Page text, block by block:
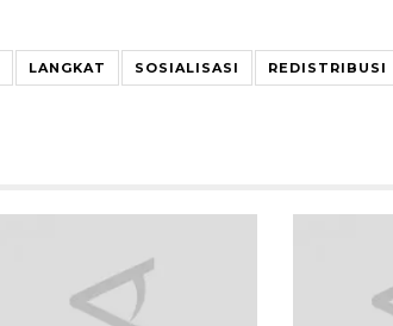
LANGKAT SOSIALISASI REDISTRIBUSI
Pelaporan SPT